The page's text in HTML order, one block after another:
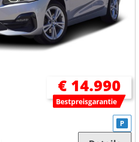
€ 14.990
Bestpreisgarantie
P